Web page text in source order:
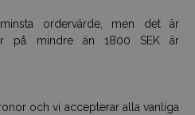
ordervärde, men det är
på mindre än 1800 SEK är
och vi accepterar alla vanliga